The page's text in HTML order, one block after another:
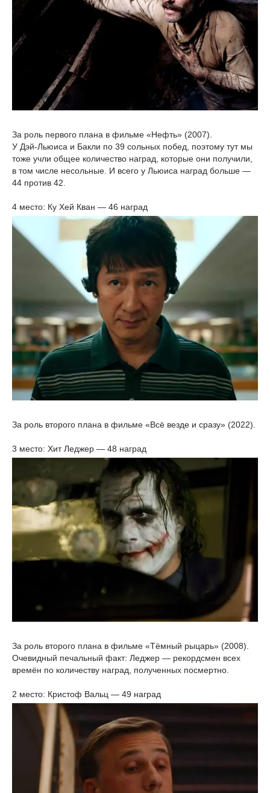
За роль первого плана в фильме «Нефть» (2007).
У Дэй-Льюиса и Бакли по 39 сольных побед, поэтому тут мы
тоже учли общее количество наград, которые они получили,
в том числе несольные. И всего у Льюиса наград больше —
44 против 42.
4 место: Ку Хей Кван — 46 наград
За роль второго плана в фильме «Всё везде и сразу» (2022).
3 место: Хит Леджер — 48 наград
За роль второго плана в фильме «Тёмный рыцарь» (2008).
Очевидный печальный факт: Леджер — рекордсмен всех
времён по количеству наград, полученных посмертно.
2 место: Кристоф Вальц — 49 наград